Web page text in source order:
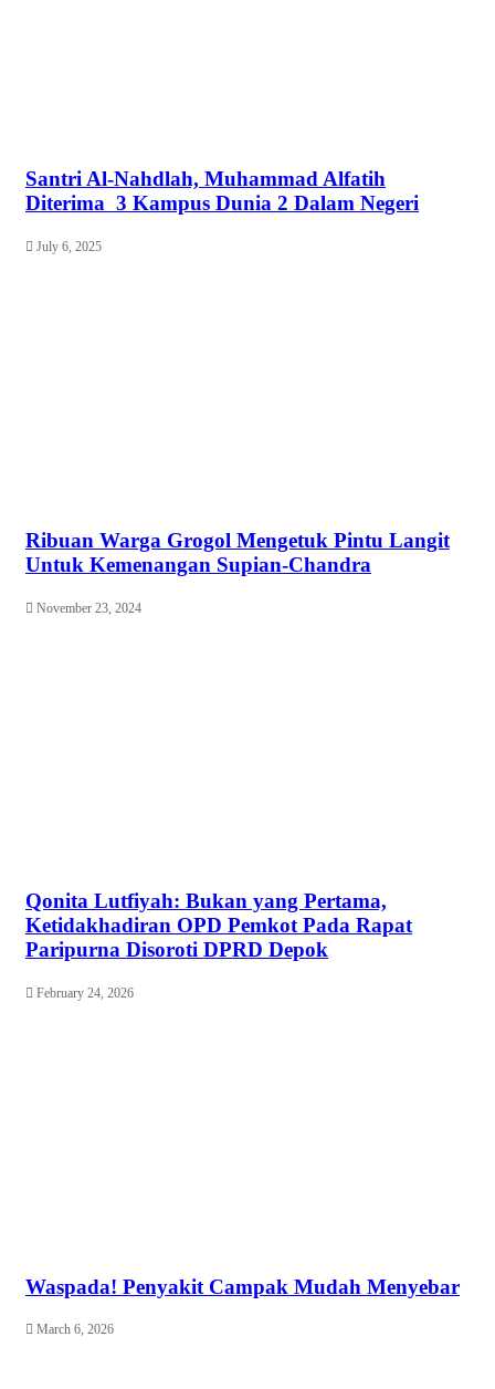
Santri Al-Nahdlah, Muhammad Alfatih
Diterima 3 Kampus Dunia 2 Dalam Negeri
July 6, 2025
Ribuan Warga Grogol Mengetuk Pintu Langit
Untuk Kemenangan Supian-Chandra
November 23, 2024
Qonita Lutfiyah: Bukan yang Pertama,
Ketidakhadiran OPD Pemkot Pada Rapat
Paripurna Disoroti DPRD Depok
February 24, 2026
Waspada! Penyakit Campak Mudah Menyebar
March 6, 2026